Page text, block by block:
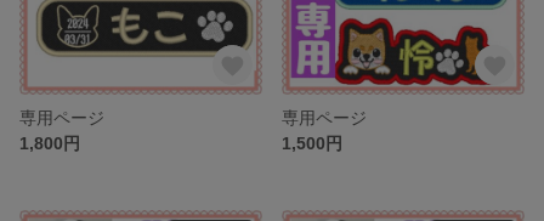
専用ページ
1,800円
専用ページ
1,500円